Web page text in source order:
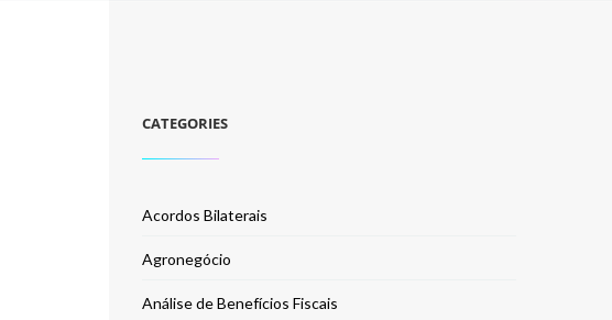
CATEGORIES
Acordos Bilaterais
Agronegócio
Análise de Benefícios Fiscais